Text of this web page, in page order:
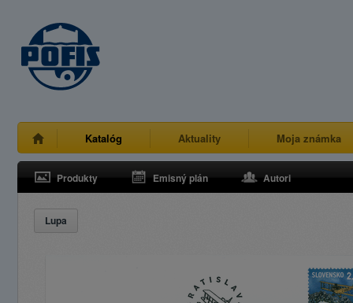
Katalóg Aktuality Moja známka
Produkty Emisný plán Autori
Lupa